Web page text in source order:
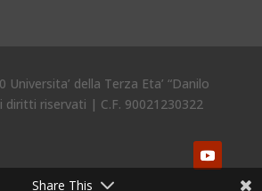
della Terza Eta’ “Danilo
riservati | C.F. 90021230322
Share This